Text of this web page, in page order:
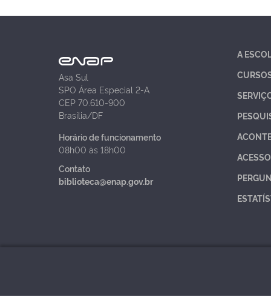
Asa Sul
SPO Área Especial 2-A
CEP 70.610-900
Brasília/DF
Horário de funcionamento
08h00 às 18h00
Contato
biblioteca@enap.gov.br
A